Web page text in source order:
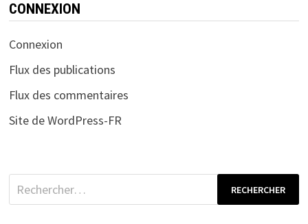
CONNEXION
Connexion
Flux des publications
Flux des commentaires
Site de WordPress-FR
Rechercher :